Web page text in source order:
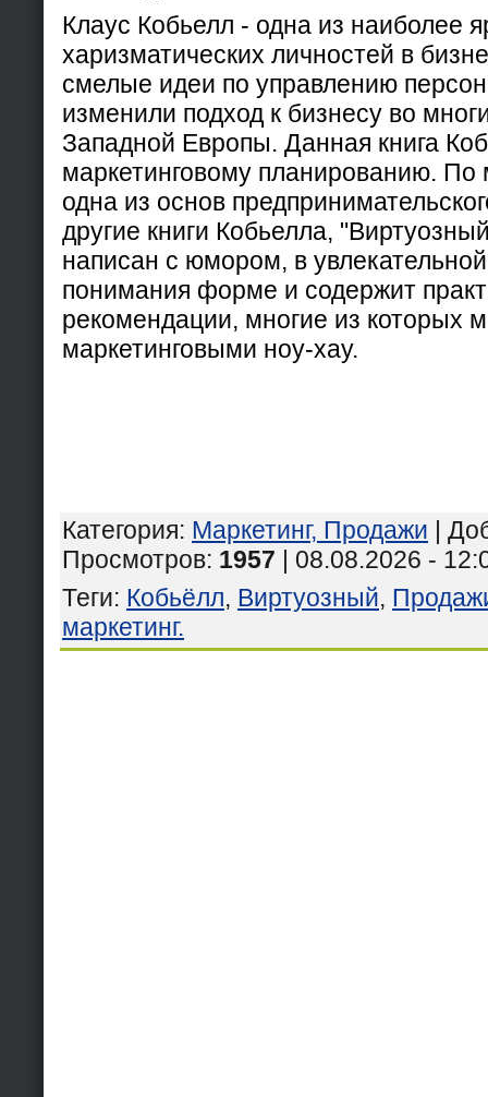
Клаус Кобьелл - одна из наиболее
харизматических личностей в
смелые идеи по управлению
изменили подход к бизнесу во
Западной Европы. Данная книга
маркетинговому планированию. По
одна из основ
другие книги Кобьелла,
написан с юмором, в
понимания форме и содержит
рекомендации, многие из которых
маркетинговыми ноу-хау.
Категория: Маркетинг, Продажи |
Просмотров: 1957 | 08.08.2026 -
Теги: Кобьёлл, Виртуозный,
маркетинг.